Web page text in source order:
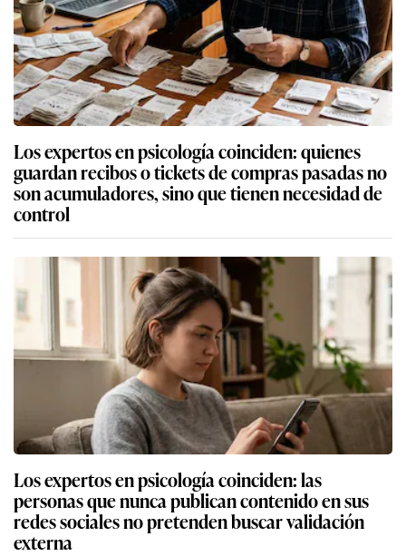
Los expertos en psicología coinciden: quienes
guardan recibos o tickets de compras pasadas no
son acumuladores, sino que tienen necesidad de
control
Los expertos en psicología coinciden: las
personas que nunca publican contenido en sus
redes sociales no pretenden buscar validación
externa